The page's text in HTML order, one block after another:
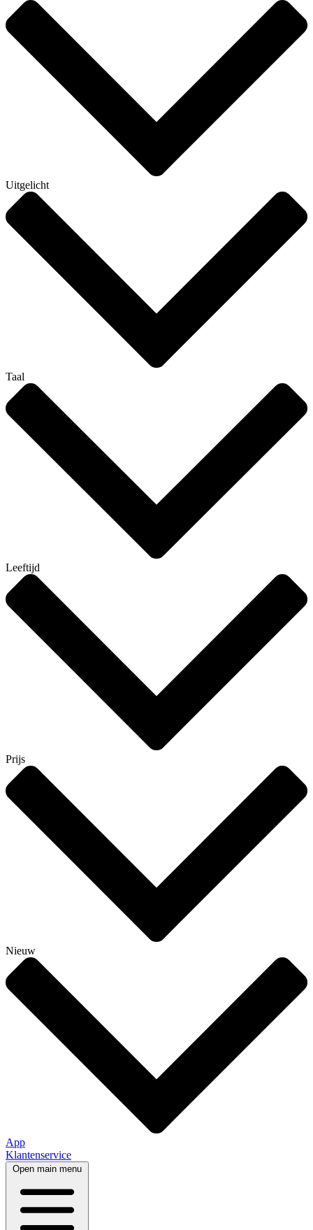
Uitgelicht
Taal
Leeftijd
Prijs
Nieuw
App
Klantenservice
Open main menu